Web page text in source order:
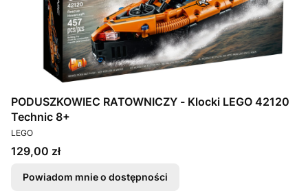
PODUSZKOWIEC RATOWNICZY - Klocki LEGO 42120
Technic 8+
PRODUCENT
LEGO
Cena
129,00 zł
Powiadom mnie o dostępności